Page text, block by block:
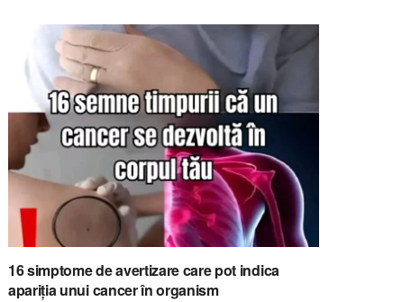
16 simptome de avertizare care pot indica
apariția unui cancer în organism